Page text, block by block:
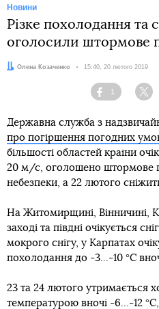
Новини
Різке похолодання та
оголосили штормове
Автор:
Олена Козаченко Дата:
15:40, 20 лютого 2019
Facebook
1
Державна служба з
про погіршення погодних
більшості областей країни
20 м/с, оголошено штормове
небезпеки, а 22 лютого
На Житомирщині, Вінничині,
заході та півдні очікується
мокрого снігу, у Карпатах
похолодання до -3...-10 °С
23 та 24 лютого утримається
температурою вночі -6...-12